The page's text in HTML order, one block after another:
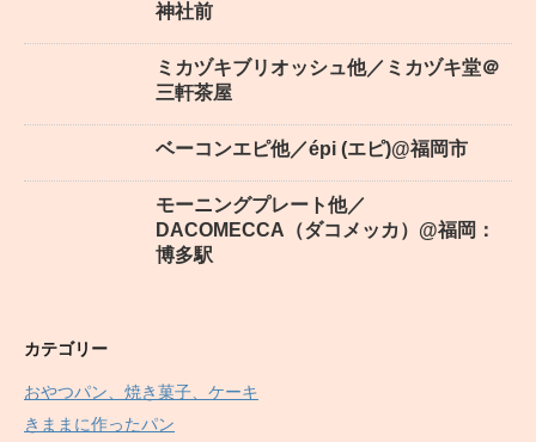
神社前
ミカヅキブリオッシュ他／ミカヅキ堂＠
三軒茶屋
ベーコンエピ他／épi (エピ)@福岡市
モーニングプレート他／
DACOMECCA（ダコメッカ）@福岡：
博多駅
カテゴリー
おやつパン、焼き菓子、ケーキ
きままに作ったパン